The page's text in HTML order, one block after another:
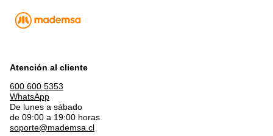
Atención al cliente
600 600 5353
WhatsApp
De lunes a sábado
de 09:00 a 19:00 horas
soporte@mademsa.cl